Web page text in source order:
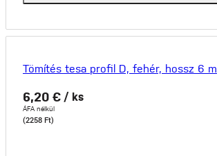
Tömítés tesa profil D, fehér, hossz 6 m
6,20 € / ks
ÁFA nélkül
(2258 Ft)